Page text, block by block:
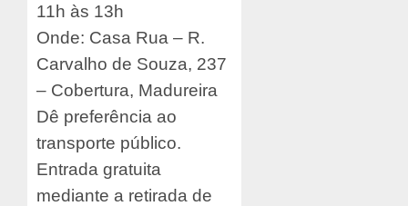
11h às 13h
Onde: Casa Rua – R.
Carvalho de Souza, 237
– Cobertura, Madureira
Dê preferência ao
transporte público.
Entrada gratuita
mediante a retirada de